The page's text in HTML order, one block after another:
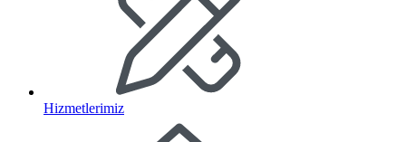
Hizmetlerimiz